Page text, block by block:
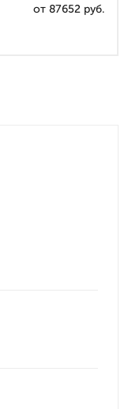
от 87652 руб.